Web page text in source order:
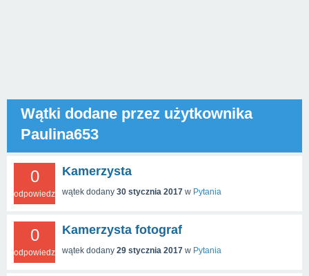
Wątki dodane przez użytkownika
Paulina653
0
odpowiedzi
Kamerzysta
wątek dodany 30 stycznia 2017 w Pytania
0
odpowiedzi
Kamerzysta fotograf
wątek dodany 29 stycznia 2017 w Pytania